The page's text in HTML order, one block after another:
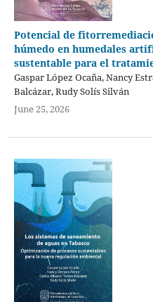
Potencial de
húmedo en humedales
sustentable para el
Gaspar López Ocaña, Nancy
Balcázar, Rudy Solís Silván
June 25, 2026